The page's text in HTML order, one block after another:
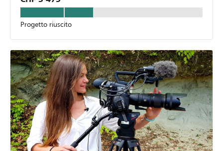
Progetto riuscito